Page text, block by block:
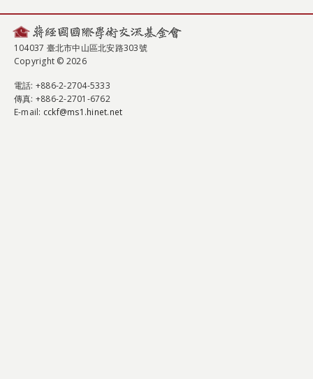
104037 臺北市中山區北安路303號
Copyright © 2026
電話: +886-2-2704-5333
傳真: +886-2-2701-6762
E-mail: cckf@ms1.hinet.net